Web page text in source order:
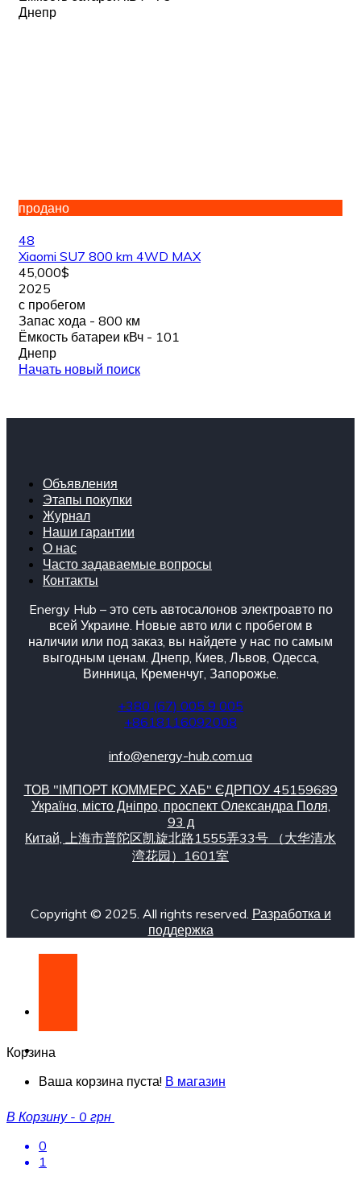
Днепр
продано
48
Xiaomi SU7 800 km 4WD MAX
45,000$
2025
с пробегом
Запас хода - 800 км
Ёмкость батареи кВч - 101
Днепр
Начать новый поиск
Объявления
Этапы покупки
Журнал
Наши гарантии
О нас
Часто задаваемые вопросы
Контакты
Energy Hub – это сеть автосалонов электроавто по
всей Украине. Новые авто или с пробегом в
наличии или под заказ, вы найдете у нас по самым
выгодным ценам. Днепр, Киев, Львов, Одесса,
Винница, Кременчуг, Запорожье.
+380 (67) 005 9 005
+8618116092008
info@energy-hub.com.ua
ТОВ "ІМПОРТ КОММЕРС ХАБ" ЄДРПОУ 45159689
Українa, місто Дніпро, проспект Олександра Поля,
93 д
Китай, 上海市普陀区凯旋北路1555弄33号 （大华清水
湾花园）1601室
Copyright © 2025. All rights reserved. Разработка и
поддержка
Корзина
Ваша корзина пуста! В магазин
В Корзину - 0 грн
0
1